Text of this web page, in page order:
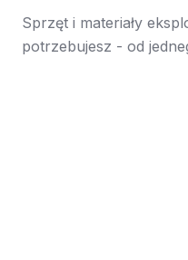
Sprzęt i materiały
potrzebujesz - od